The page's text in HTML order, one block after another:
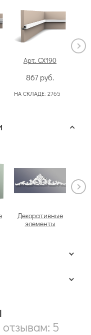
Арт. CX190
867руб.
НА СКЛАДЕ: 2765
Декоративные
элементы
5